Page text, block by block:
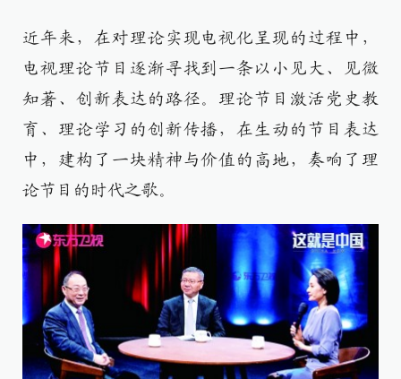
近年来，在对理论实现电视化呈现的过程中，
电视理论节目逐渐寻找到一条以小见大、见微
知著、创新表达的路径。理论节目激活党史教
育、理论学习的创新传播，在生动的节目表达
中，建构了一块精神与价值的高地，奏响了理
论节目的时代之歌。